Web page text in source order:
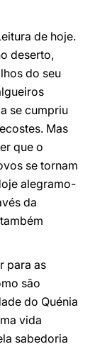
de hoje.
deserto,
do seu
se cumpriu
Mas
que o
se tornam
alegramo-
da
para as
são
do Quénia
vida
sabedoria